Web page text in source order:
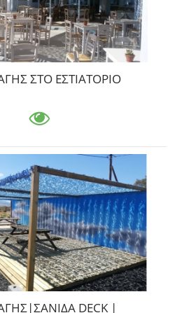
ΣΤΟ ΕΣΤΙΑΤΟΡΙΟ
DECK |